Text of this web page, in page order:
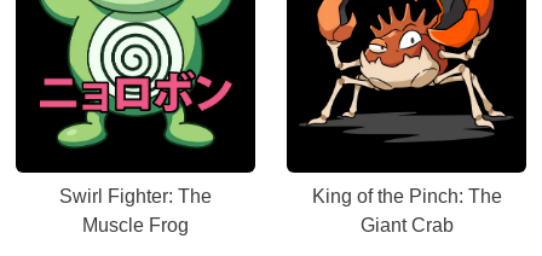
Swirl Fighter: The
Muscle Frog
King of the Pinch: The
Giant Crab